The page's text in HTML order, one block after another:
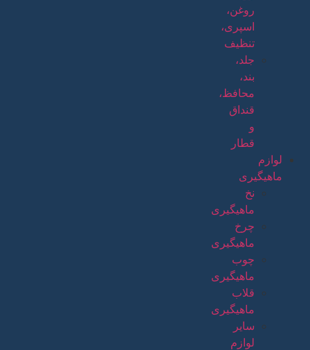
روغن،
اسپری،
تنظیف
جلد،
بند،
محافظ،
قنداق
و
قطار
لوازم
ماهیگیری
نخ
ماهیگیری
چرخ
ماهیگیری
چوب
ماهیگیری
قلاب
ماهیگیری
سایر
لوازم